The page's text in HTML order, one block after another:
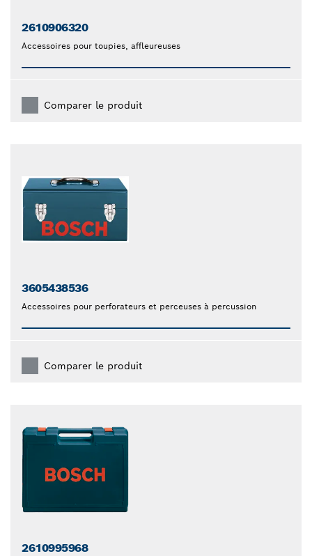
2610906320
Accessoires pour toupies, affleureuses
Comparer le produit
3605438536
Accessoires pour perforateurs et perceuses à percussion
Comparer le produit
2610995968